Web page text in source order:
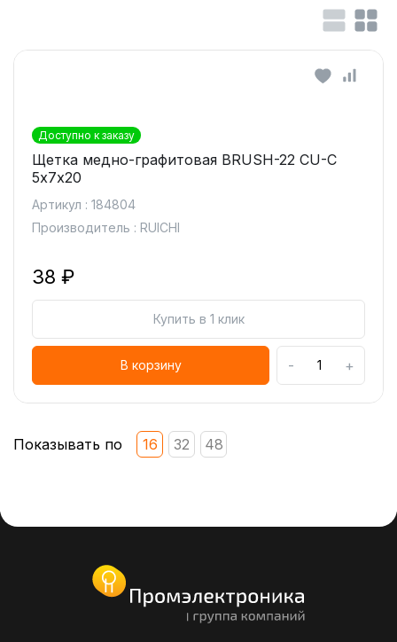
Доступно к заказу
Щетка медно-графитовая BRUSH-22 CU-C
5х7х20
Артикул : 184804
Производитель : RUICHI
38 ₽
Купить в 1 клик
В корзину - +
Показывать по 16 32 48